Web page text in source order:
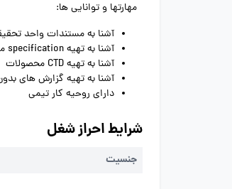
مهارتها و توانایی ها:
آشنا به مستندات واحد
آشنا به تهیه specification مواد اولیه و محصول
آشنا به تهیه CTD محصولات
آشنا به تهیه گزارش های
دارای روحیه کار تیمی
شرایط احراز شغل
جنسیت